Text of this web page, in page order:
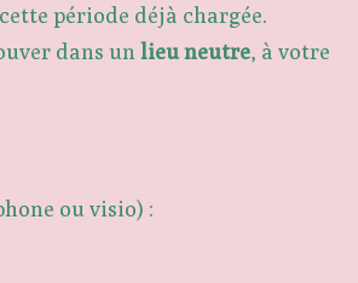
période déjà chargée.
dans un lieu neutre, à votre
ou visio) :